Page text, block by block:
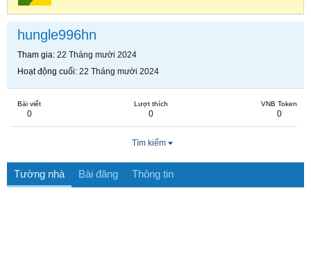
hungle996hn
Tham gia 22 Tháng mười 2024
Hoạt động cuối 22 Tháng mười 2024
Bài viết
0
Lượt thích
0
VNB Token
0
Tìm kiếm
Tường nhà Bài đăng Thông tin